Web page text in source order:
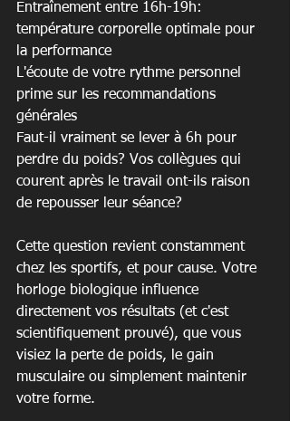
Entraînement entre 16h-19h:
température corporelle optimale pour
la performance
L'écoute de votre rythme personnel
prime sur les recommandations
générales
Faut-il vraiment se lever à 6h pour
perdre du poids? Vos collègues qui
courent après le travail ont-ils raison
de repousser leur séance?
Cette question revient constamment
chez les sportifs, et pour cause. Votre
horloge biologique influence
directement vos résultats (et c'est
scientifiquement prouvé), que vous
visiez la perte de poids, le gain
musculaire ou simplement maintenir
votre forme.